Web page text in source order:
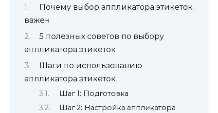
Почему выбор аппликатора этикеток
важен
5 полезных советов по выбору
аппликатора этикеток
Шаги по использованию
аппликатора этикеток
Шаг 1: Подготовка
Шаг 2: Настройка аппликатора